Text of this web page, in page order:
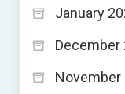
January
December
November